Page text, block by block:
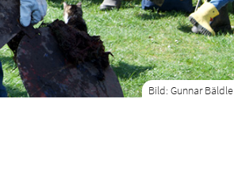
Bild: Gunnar Bäldle